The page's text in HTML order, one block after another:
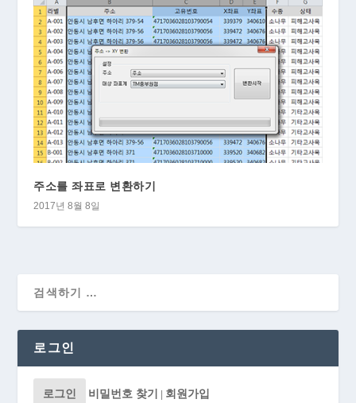
주소를 좌표로 변환하기
2017년 8월 8일
로그인
로그인 비밀번호 찾기 | 회원가입